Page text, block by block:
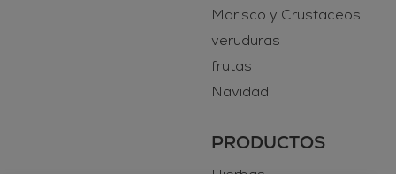
Marisco y Crustaceos
veruduras
frutas
Navidad
PRODUCTOS